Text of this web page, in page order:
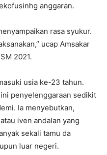
anggaran.
rasa syukur.
ucap Amsakar
2021.
usia ke-23 tahun.
penyelenggaraan sedikit
Ia menyebutkan,
iven andalan yang
sekali tamu da
luar negeri.